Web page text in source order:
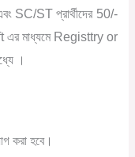
SC/STপ্রার্থীদের50/-
এর মাধ্যমেRegisttry or
।
করা হবে।